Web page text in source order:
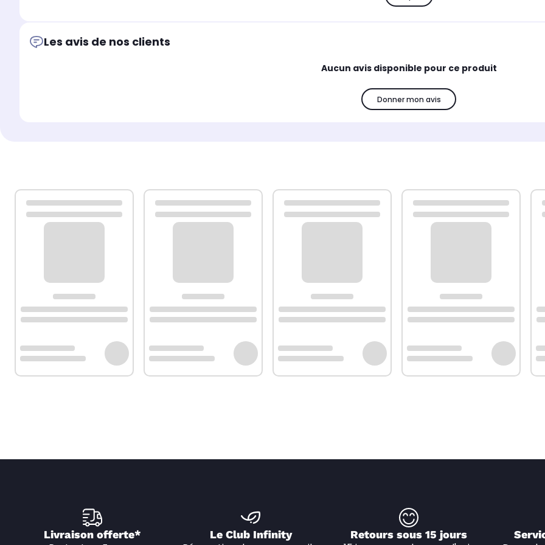
Les avis de nos clients
Aucun avis disponible pour ce produit
Donner mon avis
Livraison offerte* Le Club Infinity Retours sous 15 jours